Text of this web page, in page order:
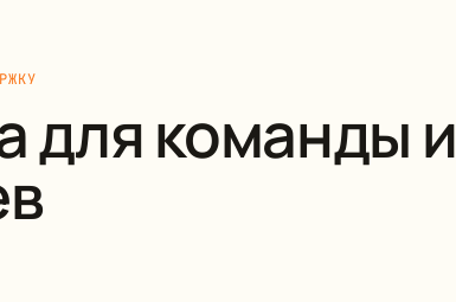
для команды и